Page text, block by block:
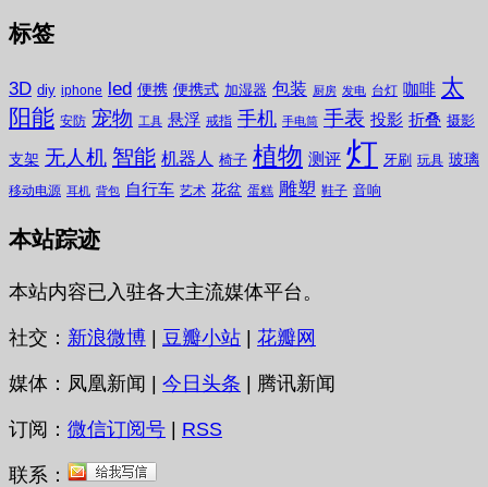
标签
3D diy iphone led 便携 便携式 加湿器 包装 厨房 发电 台灯 咖啡 太
阳能 安防 宠物 工具 悬浮 戒指 手机 手电筒 手表 投影 折叠 摄影
支架 无人机 智能 机器人 椅子 植物 测评 灯 牙刷 玩具 玻璃
移动电源 耳机 背包 自行车 艺术 花盆 蛋糕 雕塑 鞋子 音响
本站踪迹
本站内容已入驻各大主流媒体平台。
社交： 新浪微博 | 豆瓣小站 | 花瓣网
媒体：凤凰新闻 | 今日头条 | 腾讯新闻
订阅： 微信订阅号 | RSS
联系：